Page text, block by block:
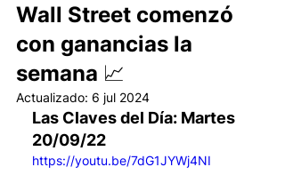
Wall Street comenzó
con ganancias la
semana 📈
Actualizado: 6 jul 2024
Las Claves del Día: Martes
20/09/22
https://youtu.be/7dG1JYWj4NI